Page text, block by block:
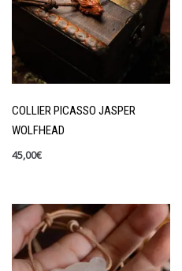
COLLIER PICASSO JASPER
WOLFHEAD
45,00€